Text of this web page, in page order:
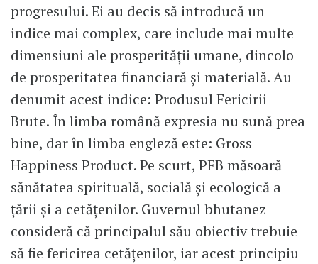
progresului. Ei au decis să introducă un
indice mai complex, care include mai multe
dimensiuni ale prosperităţii umane, dincolo
de prosperitatea financiară şi materială. Au
denumit acest indice: Produsul Fericirii
Brute. În limba română expresia nu sună prea
bine, dar în limba engleză este: Gross
Happiness Product. Pe scurt, PFB măsoară
sănătatea spirituală, socială şi ecologică a
ţării şi a cetăţenilor. Guvernul bhutanez
consideră că principalul său obiectiv trebuie
să fie fericirea cetăţenilor, iar acest principiu